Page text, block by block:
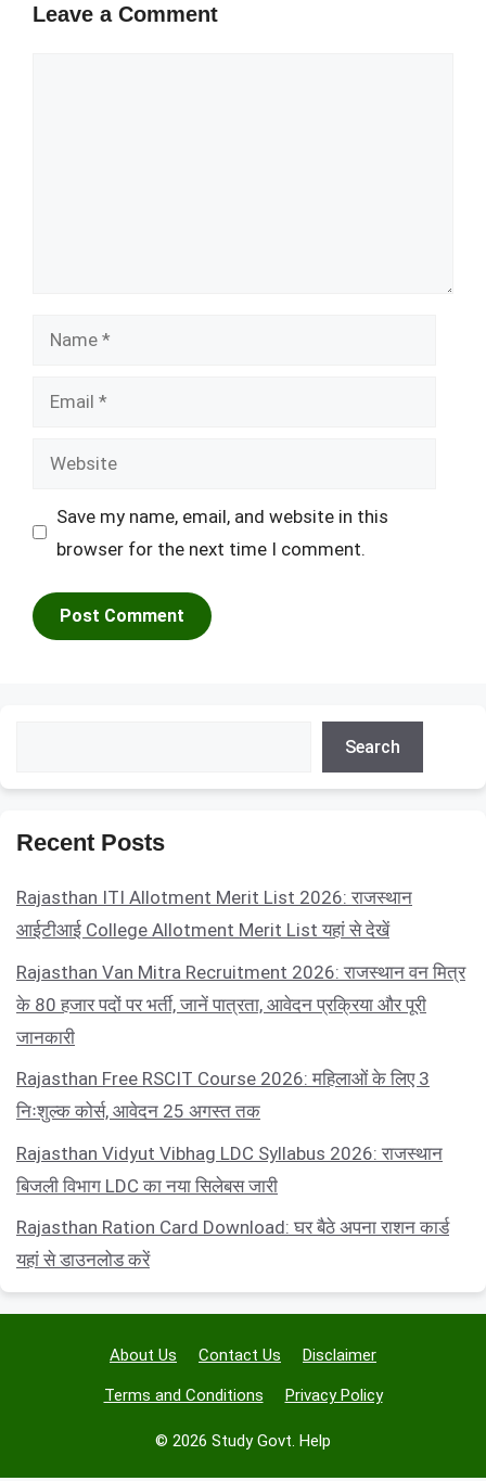
Leave a Comment
Name
Email
Website
Save my name, email, and website in this
browser for the next time I comment.
Search
Recent Posts
Rajasthan ITI Allotment Merit List 2026: राजस्थान
आईटीआई College Allotment Merit List यहां से देखें
Rajasthan Van Mitra Recruitment 2026: राजस्थान वन मित्र
के 80 हजार पदों पर भर्ती, जानें पात्रता, आवेदन प्रक्रिया और पूरी
जानकारी
Rajasthan Free RSCIT Course 2026: महिलाओं के लिए 3
निःशुल्क कोर्स, आवेदन 25 अगस्त तक
Rajasthan Vidyut Vibhag LDC Syllabus 2026: राजस्थान
बिजली विभाग LDC का नया सिलेबस जारी
Rajasthan Ration Card Download: घर बैठे अपना राशन कार्ड
यहां से डाउनलोड करें
About Us Contact Us Disclaimer
Terms and Conditions Privacy Policy
© 2026 Study Govt. Help